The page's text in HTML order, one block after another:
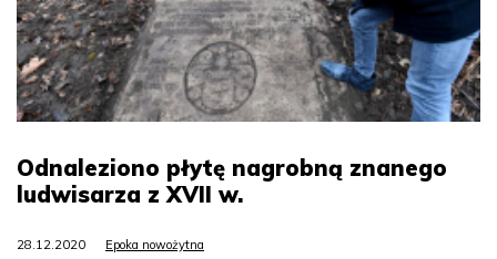
Odnaleziono płytę nagrobną znanego
ludwisarza z XVII w.
28.12.2020 Epoka nowożytna